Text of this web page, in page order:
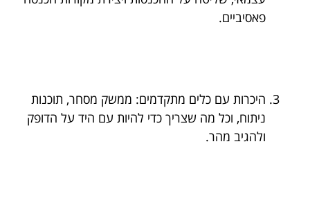
פאסיביים.
היכרות עם כלים מתקדמים: ממשק מסחר, תוכנות
ניתוח, וכל מה שצריך כדי להיות עם היד על הדופק
ולהגיב מהר.